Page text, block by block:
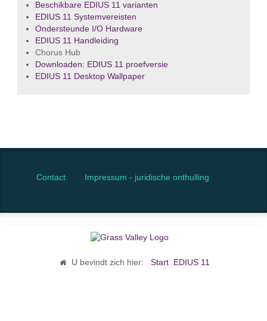
Beschikbare EDIUS 11 varianten
EDIUS 11 Systemvereisten
Ondersteunde I/O Hardware
EDIUS 11 Handleiding
Chorus Hub
Downloaden: EDIUS 11 proefversie
EDIUS 11 Desktop Wallpaper
Contact Impressum - juridische onthulling
U bevindt zich hier: Start EDIUS 11